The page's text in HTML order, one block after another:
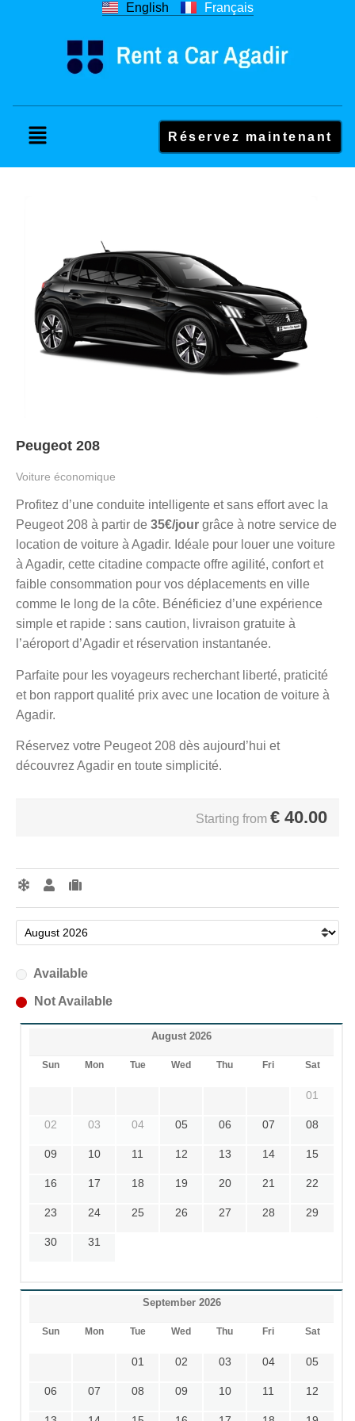
English Français
Réservez maintenant
Peugeot 208
Voiture économique
Profitez d’une conduite intelligente et sans effort avec la
Peugeot 208 à partir de 35€/jour grâce à notre service de
location de voiture à Agadir. Idéale pour louer une voiture
à Agadir, cette citadine compacte offre agilité, confort et
faible consommation pour vos déplacements en ville
comme le long de la côte. Bénéficiez d’une expérience
simple et rapide : sans caution, livraison gratuite à
l’aéroport d’Agadir et réservation instantanée.
Parfaite pour les voyageurs recherchant liberté, praticité
et bon rapport qualité prix avec une location de voiture à
Agadir.
Réservez votre Peugeot 208 dès aujourd’hui et
découvrez Agadir en toute simplicité.
Starting from € 40.00
Available
Not Available
August 2026
Sun Mon Tue Wed Thu Fri Sat
01
02 03 04 05 06 07 08
09 10 11 12 13 14 15
16 17 18 19 20 21 22
23 24 25 26 27 28 29
30 31
September 2026
Sun Mon Tue Wed Thu Fri Sat
01 02 03 04 05
06 07 08 09 10 11 12